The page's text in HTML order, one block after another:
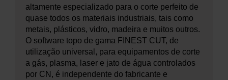
altamente especializado para o corte perfeito de
quase todos os materiais industriais, tais como
metais, plásticos, vidro, madeira e muitos outros.
O software topo de gama FINEST CUT, de
utilização universal, para equipamentos de corte
a gás, plasma, laser e jato de água controlados
por CN, é independente do fabricante e